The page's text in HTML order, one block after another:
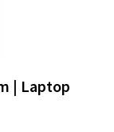
| Laptop